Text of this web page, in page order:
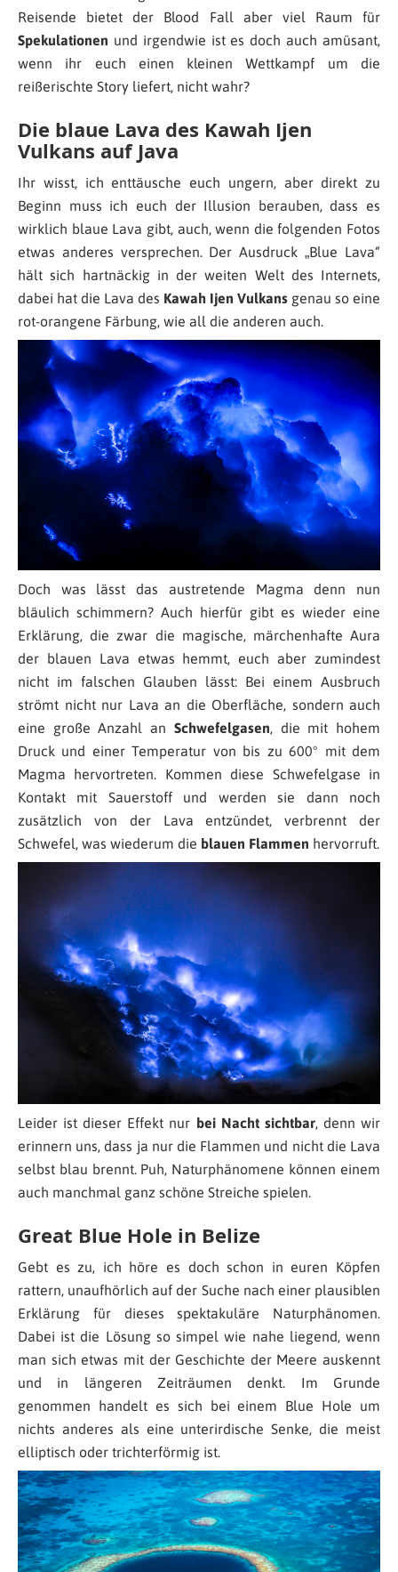
Reisende bietet der Blood Fall aber viel Raum für
Spekulationen und irgendwie ist es doch auch amüsant,
wenn ihr euch einen kleinen Wettkampf um die
reißerischte Story liefert, nicht wahr?
Die blaue Lava des Kawah Ijen
Vulkans auf Java
Ihr wisst, ich enttäusche euch ungern, aber direkt zu
Beginn muss ich euch der Illusion berauben, dass es
wirklich blaue Lava gibt, auch, wenn die folgenden Fotos
etwas anderes versprechen. Der Ausdruck „Blue Lava“
hält sich hartnäckig in der weiten Welt des Internets,
dabei hat die Lava des Kawah Ijen Vulkans genau so eine
rot-orangene Färbung, wie all die anderen auch.
Doch was lässt das austretende Magma denn nun
bläulich schimmern? Auch hierfür gibt es wieder eine
Erklärung, die zwar die magische, märchenhafte Aura
der blauen Lava etwas hemmt, euch aber zumindest
nicht im falschen Glauben lässt: Bei einem Ausbruch
strömt nicht nur Lava an die Oberfläche, sondern auch
eine große Anzahl an Schwefelgasen, die mit hohem
Druck und einer Temperatur von bis zu 600° mit dem
Magma hervortreten. Kommen diese Schwefelgase in
Kontakt mit Sauerstoff und werden sie dann noch
zusätzlich von der Lava entzündet, verbrennt der
Schwefel, was wiederum die blauen Flammen hervorruft.
Leider ist dieser Effekt nur bei Nacht sichtbar, denn wir
erinnern uns, dass ja nur die Flammen und nicht die Lava
selbst blau brennt. Puh, Naturphänomene können einem
auch manchmal ganz schöne Streiche spielen.
Great Blue Hole in Belize
Gebt es zu, ich höre es doch schon in euren Köpfen
rattern, unaufhörlich auf der Suche nach einer plausiblen
Erklärung für dieses spektakuläre Naturphänomen.
Dabei ist die Lösung so simpel wie nahe liegend, wenn
man sich etwas mit der Geschichte der Meere auskennt
und in längeren Zeiträumen denkt. Im Grunde
genommen handelt es sich bei einem Blue Hole um
nichts anderes als eine unterirdische Senke, die meist
elliptisch oder trichterförmig ist.